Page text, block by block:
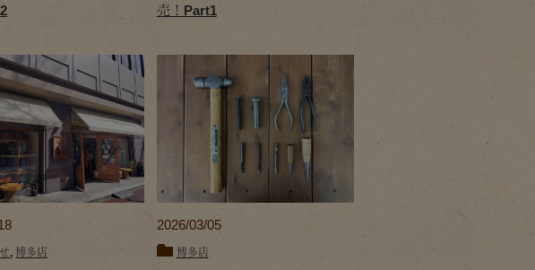
売！Part1
, 博多店
2026/03/05
博多店